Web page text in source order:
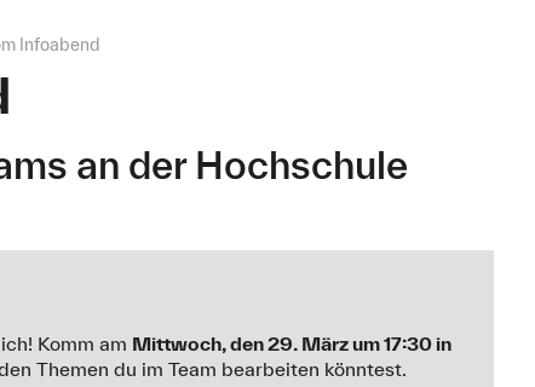
Infoabend
an der Hochschule
Komm am Mittwoch, den 29. März um 17:30 in
Themen du im Team bearbeiten könntest.